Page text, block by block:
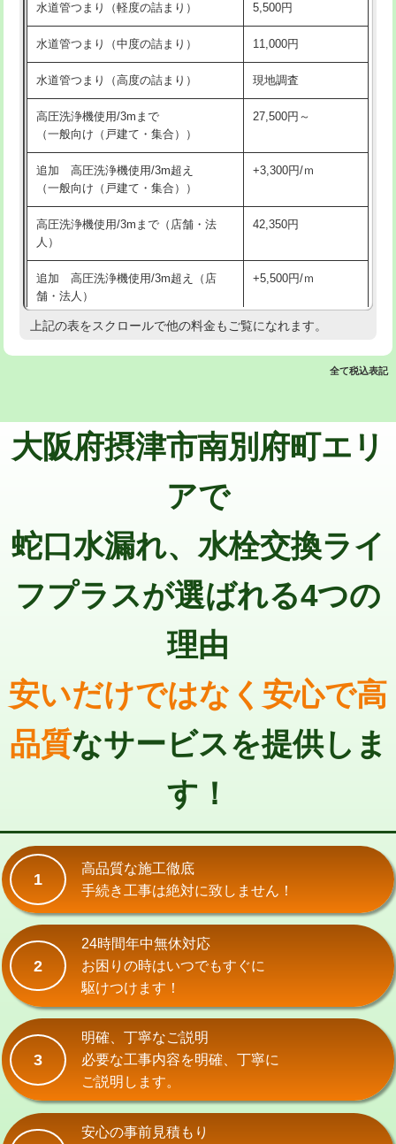
洗面台設置 38,500円
化粧台設置 22,000円
追加人工 16,500円
廃棄・処分 現場見積
※給水管工事は20mmまでの価格です。
交換・取付(排水栓・排水トラップ
22,000円+材料費
持込商品取付（混合水栓）
持込商品取付（浄水器・分岐水栓） 16,500円
業）
排水管工事（追加 排水管工事/3ｍ超
え）
マス交換（土の掘削・埋め戻し作業） 11,000円~
マス交換（深さ50㎝以上） 66,000円
コンクリート斫り（厚さ10㎝超え）
モルタル補修（厚さ10㎝まで） 27,500円
モルタル補修（厚さ10㎝超え）
追加人工 16,500円
水道管つまり（軽度の詰まり） 5,500円
水道管つまり（中度の詰まり） 11,000円
水道管つまり（高度の詰まり） 現地調査
高圧洗浄機使用/3mまで
（一般向け（戸建て・集合））
27,500円～
追加 高圧洗浄機使用/3m超え
（一般向け（戸建て・集合））
+3,300円/ｍ
高圧洗浄機使用/3mまで（店舗・法
人）
42,350円
追加 高圧洗浄機使用/3m超え（店
舗・法人）
+5,500円/ｍ
高度高圧洗浄換 現地調査
追加トーラー機使用/3m超え +3,300円
止水・漏水調査・防水処理・清掃・修
11,000円
止水・漏水調査・防水処理・清掃・修
22,000円
止水・漏水調査・防水処理・清掃・修
その他部品の脱着 8,800円～
交換・取付（タンク） 22,000円+材料費
交換・取付(単水栓（壁付・デッキ
式・ワンホール）)
交換・取付(排水栓・排水トラップ
（P/S/ポップアップ））
22,000円+材料費
交換・取付（その他部品）
持込商品取付（単水栓）
持込商品取付（混合水栓） 16,500円
持込商品取付（浄水器・分岐水栓） 16,500円
給水管工事※（ホール加工)
給水管工事※（バンド止め)
上記の表をスクロールで他の料金もご覧になれます。
全て税込表記
大阪府摂津市南別府町エリ
アで
蛇口水漏れ、水栓交換ライ
フプラスが選ばれる4つの
理由
安いだけではなく安心で高
品質なサービスを提供しま
す！
1
高品質な施工徹底
手続き工事は絶対に致しません！
2
24時間年中無休対応
お困りの時はいつでもすぐに
駆けつけます！
3
明確、丁寧なご説明
必要な工事内容を明確、丁寧に
ご説明します。
安心の事前見積もり